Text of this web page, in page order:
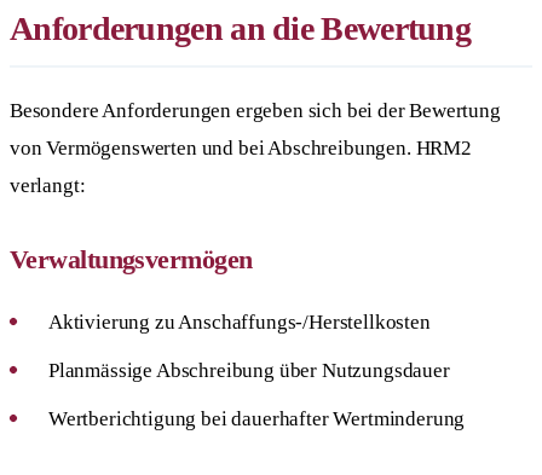
Anforderungen an die Bewertung
Besondere Anforderungen ergeben sich bei der Bewertung
von Vermögenswerten und bei Abschreibungen. HRM2
verlangt:
Verwaltungsvermögen
Aktivierung zu Anschaffungs-/Herstellkosten
Planmässige Abschreibung über Nutzungsdauer
Wertberichtigung bei dauerhafter Wertminderung